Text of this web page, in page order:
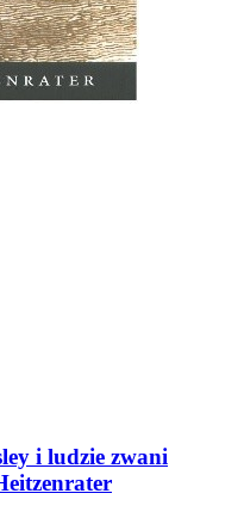
i ludzie zwani